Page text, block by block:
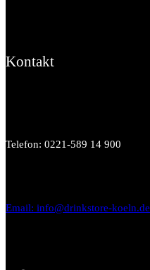
Kontakt
Telefon: 0221-589 14 900
Email: info@drinkstore-koeln.de